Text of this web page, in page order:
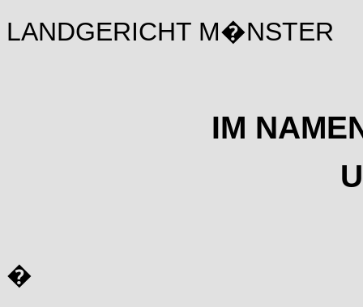
LANDGERICHT M�NSTER
IM
�